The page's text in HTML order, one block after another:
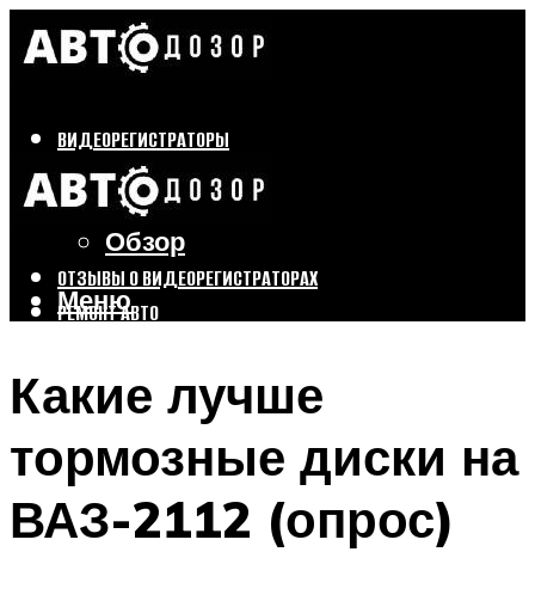
ВИДЕОРЕГИСТРАТОРЫ
Бренды
Выбор
Обзор
ОТЗЫВЫ О ВИДЕОРЕГИСТРАТОРАХ
РЕМОНТ АВТО
Меню
Какие лучше
тормозные диски на
ВАЗ-2112 (опрос)